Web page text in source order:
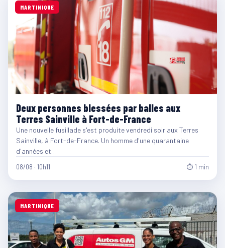
MARTINIQUE
Deux personnes blessées par balles aux
Terres Sainville à Fort-de-France
Une nouvelle fusillade s'est produite vendredi soir aux Terres
Sainville, à Fort-de-France. Un homme d'une quarantaine
d'années et…
08/08 · 10h11 ⏱ 1 min
MARTINIQUE